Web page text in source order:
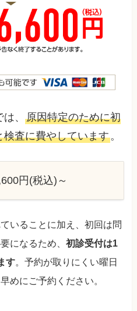
は、原因特定のために初
査に費やしています。
円(税込)～
いることに加え、初回は問
になるため、初診受付は1
す。予約が取りにくい曜日
めにご予約ください。